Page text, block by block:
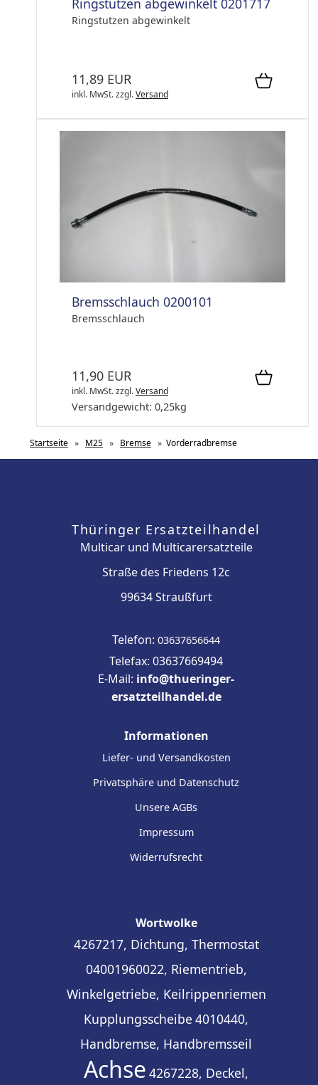
Ringstutzen abgewinkelt 0201717
Ringstutzen abgewinkelt
11,89 EUR
inkl. MwSt.zzgl.Versand
Bremsschlauch 0200101
Bremsschlauch
11,90 EUR
inkl. MwSt.zzgl.Versand
Versandgewicht: 0,25kg
Startseite » M25 » Bremse » Vorderradbremse
Thüringer Ersatzteilhandel
Multicar und Multicarersatzteile
Straße des Friedens 12c
99634 Straußfurt
Telefon: 03637656644
Telefax: 03637669494
E-Mail: info@thueringer-
ersatzteilhandel.de
Informationen
Liefer- und Versandkosten
Privatsphäre und Datenschutz
Unsere AGBs
Impressum
Widerrufsrecht
Wortwolke
4267217, Dichtung, Thermostat
04001960022, Riementrieb,
Winkelgetriebe, Keilrippenriemen
Kupplungsscheibe 4010440,
Handbremse, Handbremsseil
Achse 4267228, Deckel,